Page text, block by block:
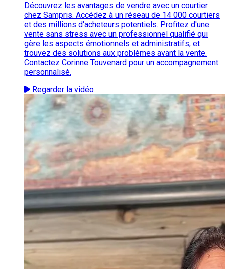
Découvrez les avantages de vendre avec un courtier
chez Sampris. Accédez à un réseau de 14 000 courtiers
et des millions d'acheteurs potentiels. Profitez d'une
vente sans stress avec un professionnel qualifié qui
gère les aspects émotionnels et administratifs, et
trouvez des solutions aux problèmes avant la vente.
Contactez Corinne Touvenard pour un accompagnement
personnalisé.
Regarder la vidéo